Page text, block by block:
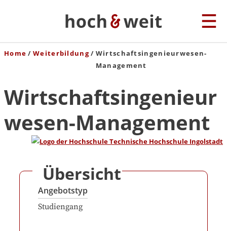
Home Weiterbildung
Wirtschaftsingenieurwesen-
Management
Wirtschaftsingenieur
wesen-Management
Übersicht
Angebotstyp
Studiengang